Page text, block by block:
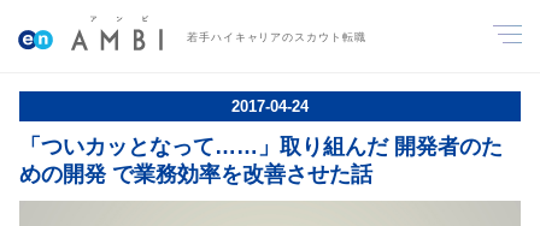
若手ハイキャリアのスカウト転職
2017-04-24
「ついカッとなって……」取り組んだ 開発者のた
めの開発 で業務効率を改善させた話